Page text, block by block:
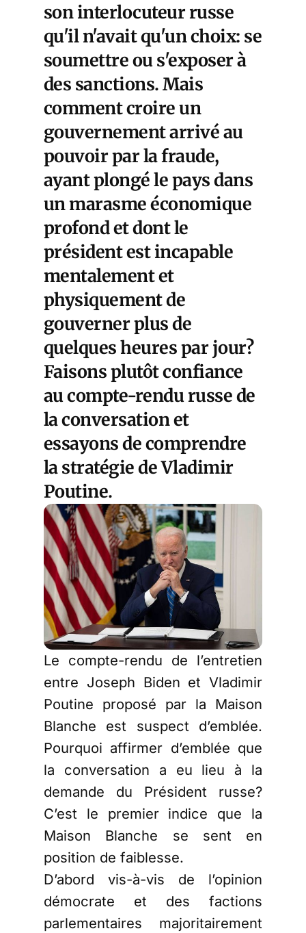
son interlocuteur russe
qu'il n'avait qu'un choix: se
soumettre ou s'exposer à
des sanctions. Mais
comment croire un
gouvernement arrivé au
pouvoir par la fraude,
ayant plongé le pays dans
un marasme économique
profond et dont le
président est incapable
mentalement et
physiquement de
gouverner plus de
quelques heures par jour?
Faisons plutôt confiance
au compte-rendu russe de
la conversation et
essayons de comprendre
la stratégie de Vladimir
Poutine.
Le compte-rendu de l’entretien
entre Joseph Biden et Vladimir
Poutine proposé par la Maison
Blanche est suspect d’emblée.
Pourquoi affirmer d’emblée que
la conversation a eu lieu à la
demande du Président russe?
C’est le premier indice que la
Maison Blanche se sent en
position de faiblesse.
D’abord vis-à-vis de l’opinion
démocrate et des factions
parlementaires majoritairement